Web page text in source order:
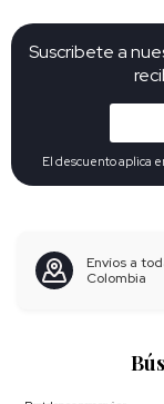
Suscribete a
El descuento aplica
Envíos a
Colombia